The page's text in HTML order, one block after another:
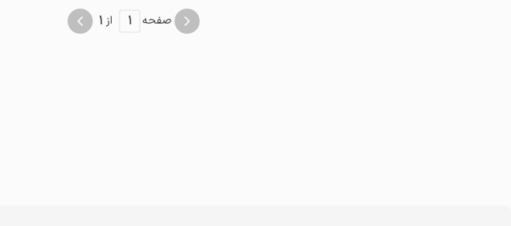
صفحه 1 از 1